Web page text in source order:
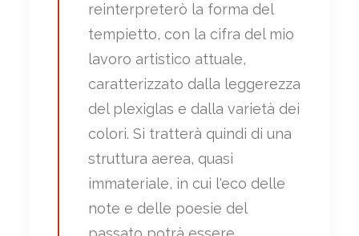
reinterpreterò la forma del
tempietto, con la cifra del mio
lavoro artistico attuale,
caratterizzato dalla leggerezza
del plexiglas e dalla varietà dei
colori. Si tratterà quindi di una
struttura aerea, quasi
immateriale, in cui l'eco delle
note e delle poesie del